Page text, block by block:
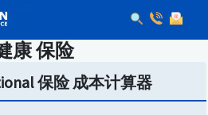
康 保险
保险 成本计算器